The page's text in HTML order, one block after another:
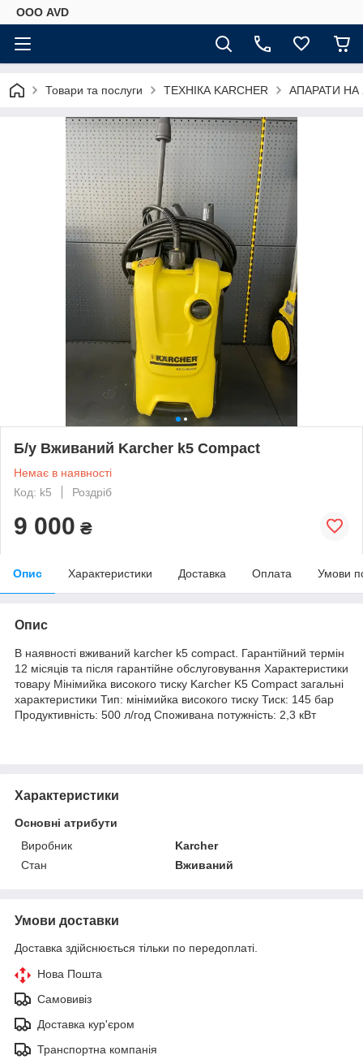
ООО AVD
Товари та послуги ТЕХНІКА KARCHER АПАРАТИ
Б/у Вживаний Karcher k5 Compact
Немає в наявності
Код: k5
Роздріб
9 000 ₴
Опис Характеристики Доставка Оплата Умови
Опис
В наявності вживаний karcher k5 compact. Гарантійний термін
12 місяців та після гарантійне обслуговування Характеристики
товару Мінімийка високого тиску Karcher K5 Compact загальні
характеристики Тип: мінімийка високого тиску Тиск: 145 бар
Продуктивність: 500 л/год Споживана потужність: 2,3 кВт
Характеристики
Основні атрибути
Виробник
Karcher
Стан
Вживаний
Умови доставки
Доставка здійснюється тільки по передоплаті.
Нова Пошта
Самовивіз
Доставка кур'єром
Транспортна компанія